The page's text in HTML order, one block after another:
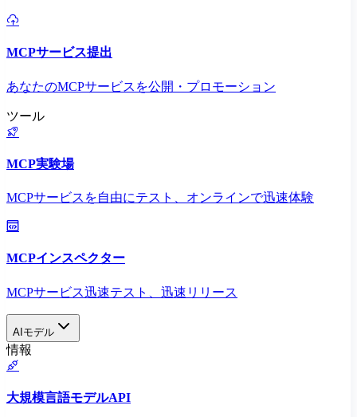
MCPサービス提出
あなたのMCPサービスを公開・プロモーション
ツール
MCP実験場
MCPサービスを自由にテスト、オンラインで迅速体験
MCPインスペクター
MCPサービス迅速テスト、迅速リリース
AIモデル
情報
大規模言語モデルAPI